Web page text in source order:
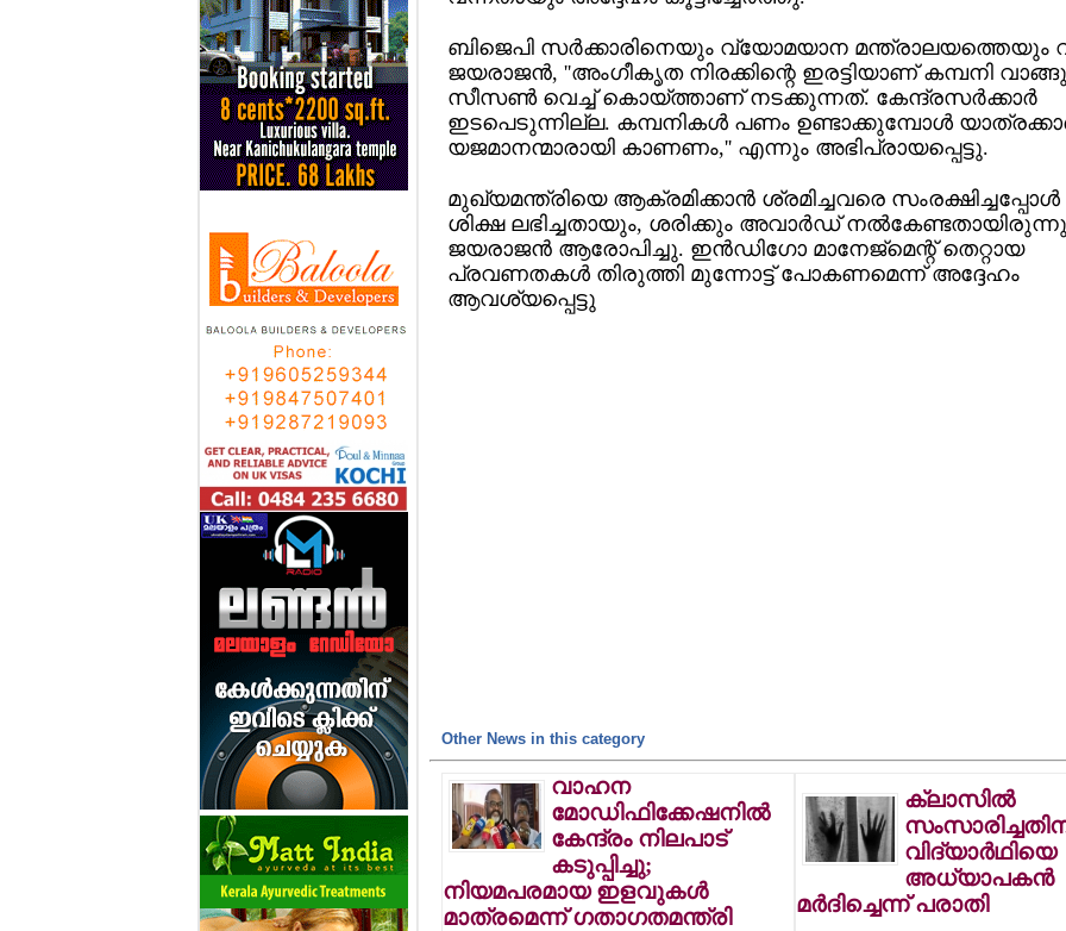
ബിജെപി സര്‍ക്കാരിനെയും വ്യോമയാന മന്ത്രാലയത്തെയും
ജയരാജന്‍, ''അംഗീകൃത നിരക്കിന്റെ ഇരട്ടിയാണ് കമ്പനി
സീസണ്‍ വെച്ച് കൊയ്ത്താണ് നടക്കുന്നത്. കേന്ദ്രസര്‍ക്കാര്‍
ഇടപെടുന്നില്ല. കമ്പനികള്‍ പണം ഉണ്ടാക്കുമ്പോള്‍
യജമാനന്മാരായി കാണണം,'' എന്നും അഭിപ്രായപ്പെട്ടു.
മുഖ്യമന്ത്രിയെ ആക്രമിക്കാന്‍ ശ്രമിച്ചവരെ സംരക്ഷിച്ചപ്പോള്‍
ശിക്ഷ ലഭിച്ചതായും, ശരിക്കും അവാര്‍ഡ്
ജയരാജന്‍ ആരോപിച്ചു. ഇന്‍ഡിഗോ മാനേജ്മെന്റ് തെറ്റായ
പ്രവണതകള്‍ തിരുത്തി മുന്നോട്ട് പോകണമെന്ന് അദ്ദേഹം
ആവശ്യപ്പെട്ടു
Other News in this category
വാഹന
മോഡിഫിക്കേഷനില്‍
കേന്ദ്രം നിലപാട്
കടുപ്പിച്ചു;
നിയമപരമായ ഇളവുകള്‍
മാത്രമെന്ന് ഗതാഗതമന്ത്രി
ക്ലാസില്‍
വിദ്യാര്‍ഥിയെ
അധ്യാപകന്‍
മര്‍ദിച്ചെന്ന് പരാതി